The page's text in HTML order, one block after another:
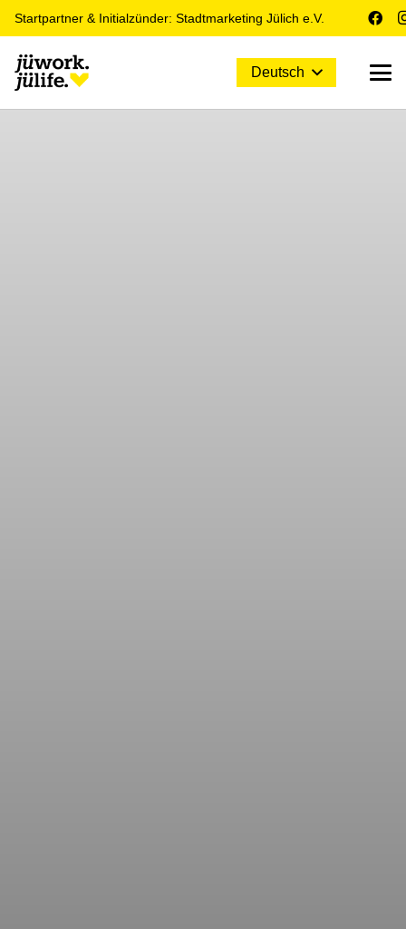
Startpartner & Initialzünder: Stadtmarketing Jülich e.V.
Deutsch